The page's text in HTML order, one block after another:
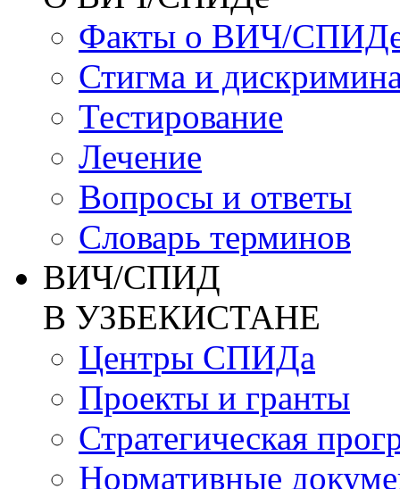
Факты о ВИЧ/
Стигма и
Тестирование
Лечение
Вопросы и ответы
Словарь терминов
ВИЧ/СПИД
В УЗБЕКИСТАНЕ
Центры СПИДа
Проекты и гранты
Стратегическая
Нормативные